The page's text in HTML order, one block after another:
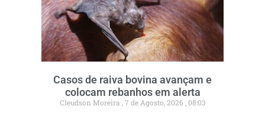
Casos de raiva bovina avançam e
colocam rebanhos em alerta
Cleudson Moreira 7 de Agosto, 2026 08:03